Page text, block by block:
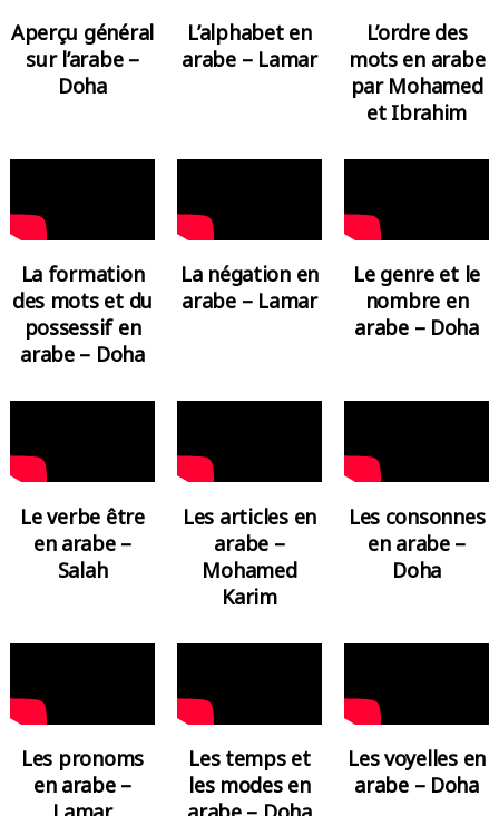
Aperçu général
sur l’arabe –
Doha
L’alphabet en
arabe – Lamar
L’ordre des
mots en arabe
par Mohamed
et Ibrahim
La formation
des mots et du
possessif en
arabe – Doha
La négation en
arabe – Lamar
Le genre et le
nombre en
arabe – Doha
Le verbe être
en arabe –
Salah
Les articles en
arabe –
Mohamed
Karim
Les consonnes
en arabe –
Doha
Les pronoms
en arabe –
Les temps et
les modes en
Les voyelles en
arabe – Doha